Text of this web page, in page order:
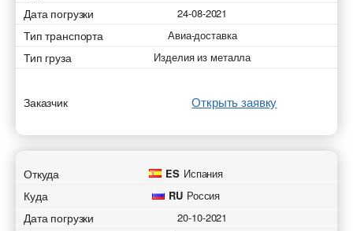
Дата погрузки 24-08-2021
Тип транспорта Авиа-доставка
Тип груза Изделия из металла
Заказчик Открыть заявку
Откуда ES Испания
Куда RU Россия
Дата погрузки 20-10-2021